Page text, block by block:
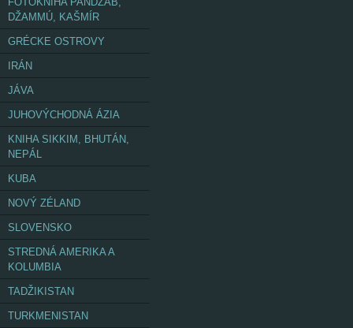
DŽAMMÚ, KAŠMÍR
GRÉCKE OSTROVY
IRÁN
JÁVA
JUHOVÝCHODNÁ ÁZIA
KNIHA SIKKIM, BHUTÁN,
NEPÁL
KUBA
NOVÝ ZÉLAND
SLOVENSKO
STREDNÁ AMERIKA A
KOLUMBIA
TADŽIKISTAN
TURKMENISTAN